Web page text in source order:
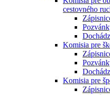
cestovného
Komisia pre
Komisia pre